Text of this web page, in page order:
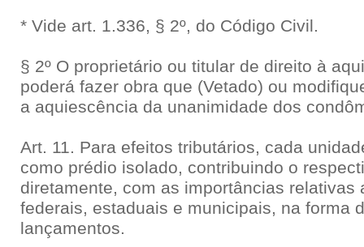
* Vide art. 1.336, § 2º, do Código Civil.
§ 2º O proprietário ou titular de direito à
poderá fazer obra que (Vetado) ou
a aquiescência da unanimidade dos
Art. 11. Para efeitos tributários, cada
como prédio isolado, contribuindo o
diretamente, com as importâncias relativas
federais, estaduais e municipais, na forma
lançamentos.